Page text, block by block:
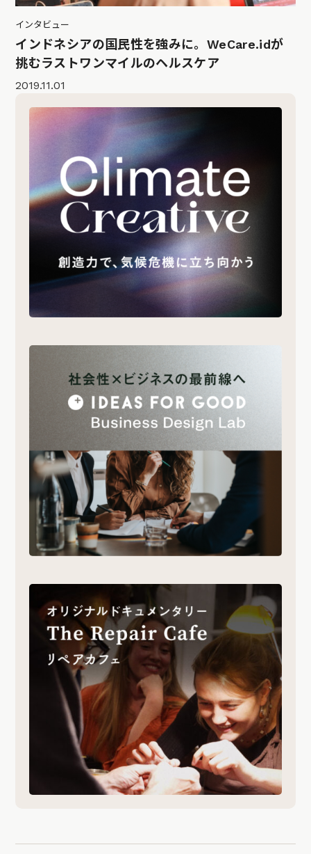
インタビュー
インドネシアの国民性を強みに。WeCare.idが
挑むラストワンマイルのヘルスケア
2019.11.01